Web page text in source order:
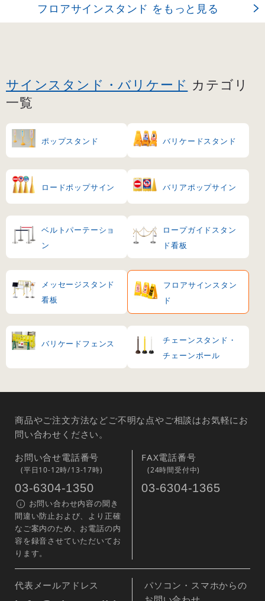
フロアサインスタンド をもっと見る
サインスタンド・バリケード カテゴリ
一覧
ポップスタンド バリケードスタンド
ロードポップサイン バリアポップサイン
ベルトパーテーショ
ン
ロープガイドスタン
ド看板
メッセージスタンド
看板
フロアサインスタン
ド
バリケードフェンス
チェーンスタンド・
チェーンポール
商品やご注文方法などご不明な点やご相談はお気軽にお
問い合わせください。
お問い合せ電話番号
(平日10-12時/13-17時)
03-6304-1350
お問い合わせ内容の聞き
間違い防止および、より正確
なご案内のため、お電話の内
容を録音させていただいてお
ります。
FAX電話番号
(24時間受付中)
03-6304-1365
代表メールアドレス
パソコン・スマホからの